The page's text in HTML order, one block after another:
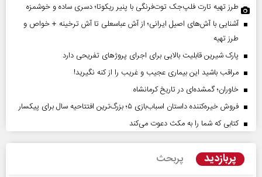
طرز تهیه تارت فلپ‌جک توت‌فرنگی با پنیر ریکوتا؛ دسری ساده و خوشمزه
آشنایی با آش‌های اصیل ایرانی؛ از آش عباسعلی تا آش ترخینه + خواص و
طرز تهیه
پارک شیرین قابلیت‌ بالایی برای اجرای پروژهای تفریحی دارد
مراقب باشید این بیماری عجیب و غریب را از کنه نگیرید!
خاوران؛ گمشده‌ای در تاریخ کرمانشاه
فروش خیره‌کننده داستان اسباب‌بازی ۵؛ بزرگ‌ترین افتتاحیه سال برای پیکسار
کتابی که شما را به مکث دعوت می‌کند
پربازدید پربحث